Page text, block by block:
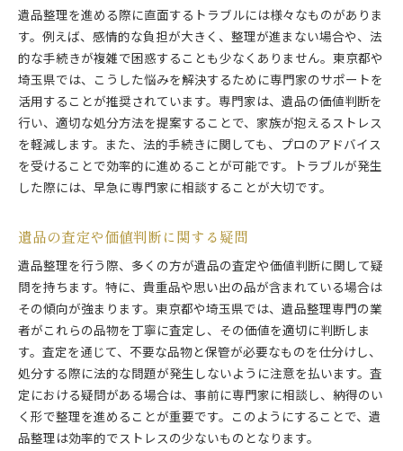
遺品整理を進める際に直面するトラブルには様々なものがありま
す。例えば、感情的な負担が大きく、整理が進まない場合や、法
的な手続きが複雑で困惑することも少なくありません。東京都や
埼玉県では、こうした悩みを解決するために専門家のサポートを
活用することが推奨されています。専門家は、遺品の価値判断を
行い、適切な処分方法を提案することで、家族が抱えるストレス
を軽減します。また、法的手続きに関しても、プロのアドバイス
を受けることで効率的に進めることが可能です。トラブルが発生
した際には、早急に専門家に相談することが大切です。
遺品の査定や価値判断に関する疑問
遺品整理を行う際、多くの方が遺品の査定や価値判断に関して疑
問を持ちます。特に、貴重品や思い出の品が含まれている場合は
その傾向が強まります。東京都や埼玉県では、遺品整理専門の業
者がこれらの品物を丁寧に査定し、その価値を適切に判断しま
す。査定を通じて、不要な品物と保管が必要なものを仕分けし、
処分する際に法的な問題が発生しないように注意を払います。査
定における疑問がある場合は、事前に専門家に相談し、納得のい
く形で整理を進めることが重要です。このようにすることで、遺
品整理は効率的でストレスの少ないものとなります。